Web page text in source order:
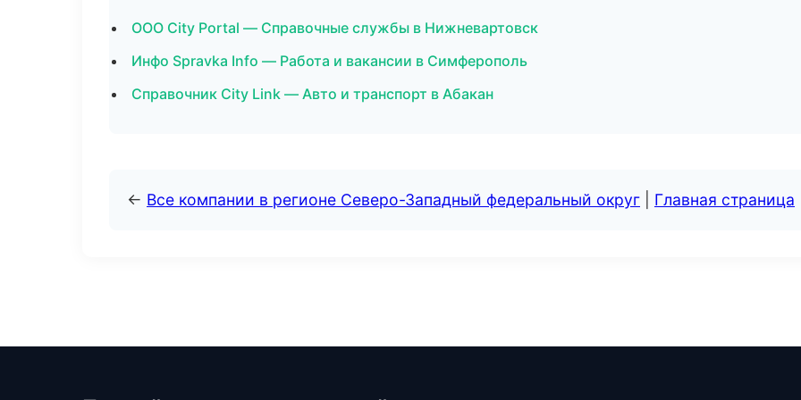
ООО City Portal — Справочные службы в Нижневартовск
Инфо Spravka Info — Работа и вакансии в Симферополь
Справочник City Link — Авто и транспорт в Абакан
← Все компании в регионе Северо-Западный федеральный округ Главная страница